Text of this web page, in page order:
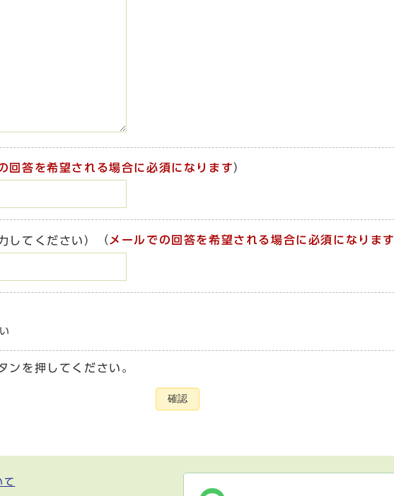
回答を希望される場合に必須になります）
してください） （ メールでの回答を希望される場合に必須になります
ンを押してください。
確認
て